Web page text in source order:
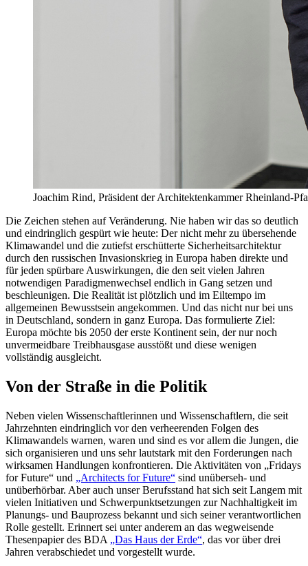
Joachim Rind, Präsident der Architektenkammer Rheinland-
Die Zeichen stehen auf Veränderung. Nie haben wir das so deutlich
und eindringlich gespürt wie heute: Der nicht mehr zu übersehende
Klimawandel und die zutiefst erschütterte Sicherheitsarchitektur
durch den russischen Invasionskrieg in Europa haben direkte und
für jeden spürbare Auswirkungen, die den seit vielen Jahren
notwendigen Paradigmenwechsel endlich in Gang setzen und
beschleunigen. Die Realität ist plötzlich und im Eiltempo im
allgemeinen Bewusstsein angekommen. Und das nicht nur bei uns
in Deutschland, sondern in ganz Europa. Das formulierte Ziel:
Europa möchte bis 2050 der erste Kontinent sein, der nur noch
unvermeidbare Treibhausgase ausstößt und diese wenigen
vollständig ausgleicht.
Von der Straße in die Politik
Neben vielen Wissenschaftlerinnen und Wissenschaftlern, die seit
Jahrzehnten eindringlich vor den verheerenden Folgen des
Klimawandels warnen, waren und sind es vor allem die Jungen, die
sich organisieren und uns sehr lautstark mit den Forderungen nach
wirksamen Handlungen konfrontieren. Die Aktivitäten von „Fridays
for Future“ und „Architects for Future“ sind unüberseh- und
unüberhörbar. Aber auch unser Berufsstand hat sich seit Langem mit
vielen Initiativen und Schwerpunktsetzungen zur Nachhaltigkeit im
Planungs- und Bauprozess bekannt und sich seiner verantwortlichen
Rolle gestellt. Erinnert sei unter anderem an das wegweisende
Thesenpapier des BDA „Das Haus der Erde“, das vor über drei
Jahren verabschiedet und vorgestellt wurde.